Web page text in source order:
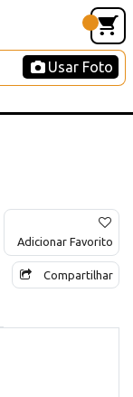
Usar Foto
Adicionar Favorito
Compartilhar